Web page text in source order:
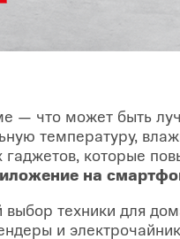
— что может быть
температуру,
которые
на
техники для
и